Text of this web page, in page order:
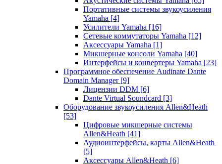
Портативные системы звукоусиления
Yamaha [4]
Усилители Yamaha [16]
Сетевые коммутаторы Yamaha [12]
Аксессуары Yamaha [1]
Микшерные консоли Yamaha [40]
Интерфейсы и конвертеры Yamaha [23]
Программное обеспечение Audinate Dante
Domain Manager [9]
Лицензии DDM [6]
Dante Virtual Soundcard [3]
Оборудование звукоусиления Allen&Heath
[53]
Цифровые микшерные системы
Allen&Heath [41]
Аудиоинтерфейсы, карты Allen&Heath
[5]
Аксессуары Allen&Heath [6]